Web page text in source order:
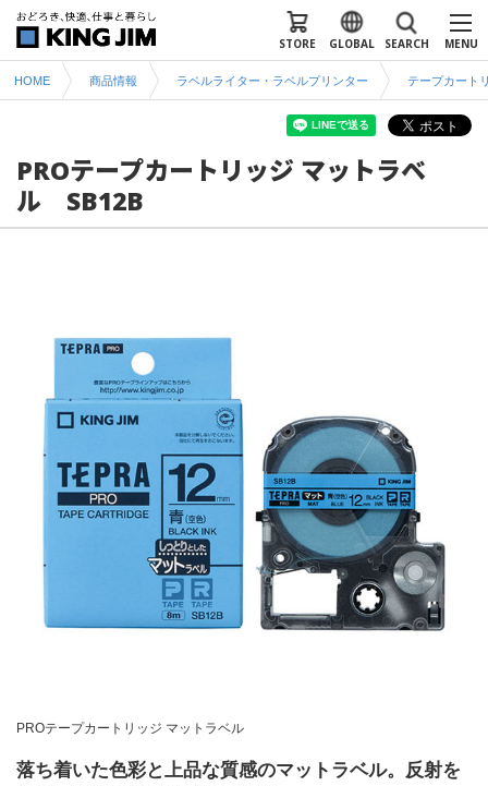
MENU
SEARCH
GLOBAL
STORE
HOME 商品情報 ラベルライター・ラベルプリンター テープカート
PROテープカートリッジ マットラベ
ル SB12B
PROテープカートリッジ マットラベル
落ち着いた色彩と上品な質感のマットラベル。反射を